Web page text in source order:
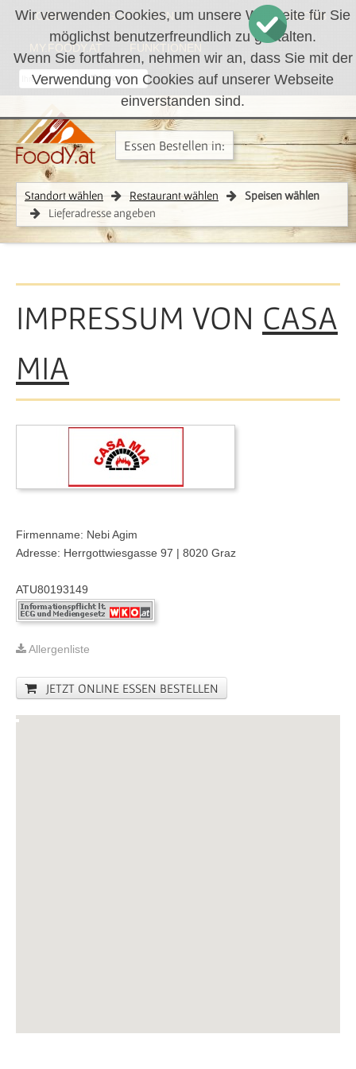
Wir verwenden Cookies, um unsere Webseite für Sie
möglichst benutzerfreundlich zu gestalten.
Wenn Sie fortfahren, nehmen wir an, dass Sie mit der
Verwendung von Cookies auf unserer Webseite
einverstanden sind.
LOGIN REGISTRIEREN WARENKORB
MY.FOODY.AT FUNKTIONEN
RÜCKRUF
Standort wählen Restaurant wählen
Speisen wählen
Lieferadresse angeben
Essen Bestellen in:
IMPRESSUM VON CASA
MIA
Firmenname: Nebi Agim
Adresse: Herrgottwiesgasse 97 | 8020 Graz
ATU80193149
Allergenliste
JETZT ONLINE ESSEN BESTELLEN